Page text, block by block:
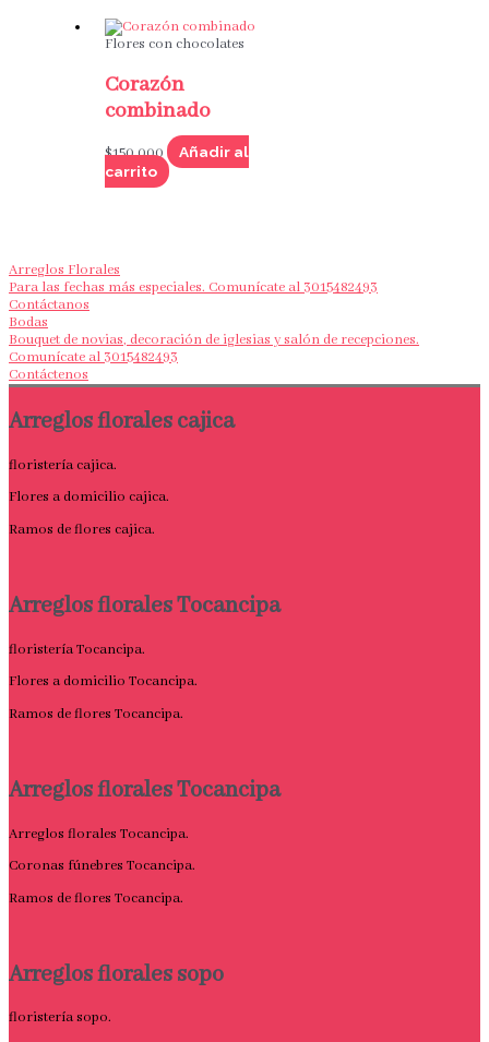
Flores con chocolates
Corazón
combinado
$150,000
Añadir al
carrito
Arreglos Florales
Para las fechas más especiales. Comunícate al 3015482493
Contáctanos
Bodas
Bouquet de novias, decoración de iglesias y salón de recepciones.
Comunícate al 3015482493
Contáctenos
Arreglos florales cajica
floristería cajica.
Flores a domicilio cajica.
Ramos de flores cajica.
Arreglos florales Tocancipa
floristería Tocancipa.
Flores a domicilio Tocancipa.
Ramos de flores Tocancipa.
Arreglos florales Tocancipa
Arreglos florales Tocancipa.
Coronas fúnebres Tocancipa.
Ramos de flores Tocancipa.
Arreglos florales sopo
floristería sopo.